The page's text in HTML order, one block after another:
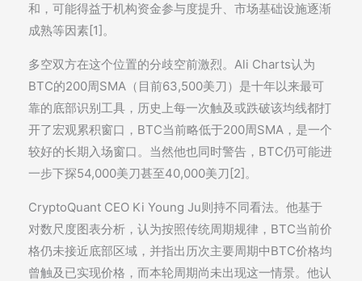
和，可能得益于机构资金参与度提升、市场基础设施逐渐
成熟等因素[1]。
多空双方在这个位置的分歧空前激烈。Ali Charts认为
BTC的200周SMA（目前63,500美刀）是十年以来最可
靠的底部识别工具，历史上每一次触及或跌破该均线都打
开了宏观累积窗口，BTC当前略低于200周SMA，是一个
较好的长期入场窗口。当然他也同时警告，BTC仍可能进
一步下探54,000美刀甚至40,000美刀[2]。
CryptoQuant CEO Ki Young Ju则持不同看法。他基于
对数尺度图表分析，认为按照传统周期规律，BTC当前价
格仍未接近底部区域，并指出历次主要周期中BTC价格均
曾触及已实现价格，而本轮周期尚未出现这一情景。他认